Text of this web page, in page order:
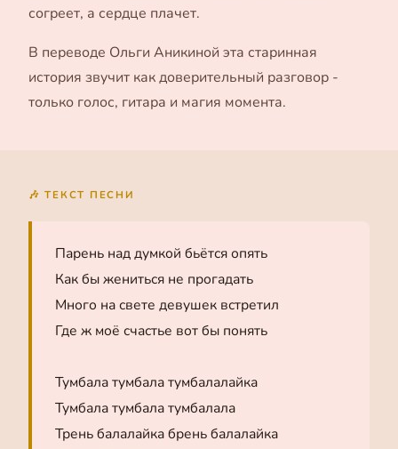
согреет, а сердце плачет.
В переводе Ольги Аникиной эта старинная
история звучит как доверительный разговор -
только голос, гитара и магия момента.
🎶 ТЕКСТ ПЕСНИ
Парень над думкой бьётся опять
Как бы жениться не прогадать
Много на свете девушек встретил
Где ж моё счастье вот бы понять
Тумбала тумбала тумбалалайка
Тумбала тумбала тумбалала
Трень балалайка брень балалайка